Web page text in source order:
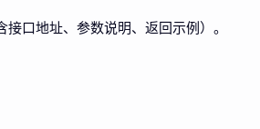
接口地址、参数说明、返回示例）。